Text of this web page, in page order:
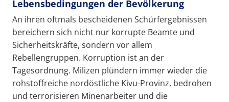
Lebensbedingungen der Bevölkerung
An ihren oftmals bescheidenen Schürfergebnissen
bereichern sich nicht nur korrupte Beamte und
Sicherheitskräfte, sondern vor allem
Rebellengruppen. Korruption ist an der
Tagesordnung. Milizen plündern immer wieder die
rohstoffreiche nordöstliche Kivu-Provinz, bedrohen
und terrorisieren Minenarbeiter und die